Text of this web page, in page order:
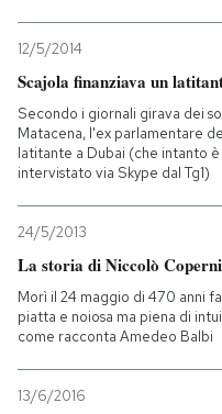
SHOP
CALENDARIO
Entra
12/5/2014
Scajola finanziava un
Secondo i giornali girava dei
Matacena, l'ex parlamentare
latitante a Dubai (che intanto
intervistato via Skype dal Tg1)
24/5/2013
La storia di Niccolò
Morì il 24 maggio di 470 anni
piatta e noiosa ma piena di
come racconta Amedeo Balbi
13/6/2016